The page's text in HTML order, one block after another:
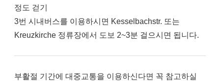
정도 걷기
3번 시내버스를 이용하시면 Kesselbachstr. 또는
Kreuzkirche 정류장에서 도보 2~3분 걸으시면 됩니다.
부활절 기간에 대중교통을 이용하신다면 꼭 참고하실